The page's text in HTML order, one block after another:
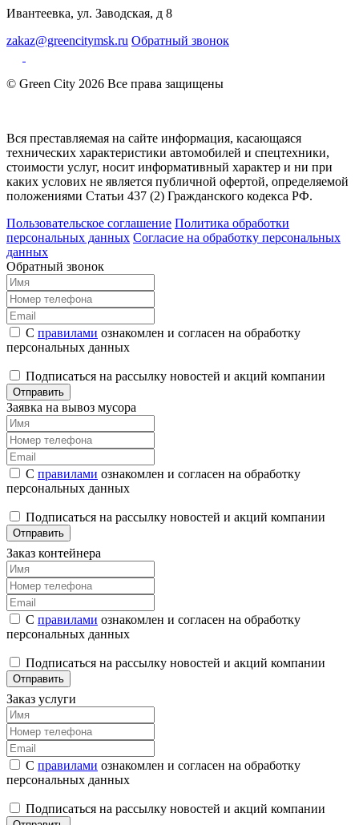
Ивантеевка, ул. Заводская, д 8
zakaz@greencitymsk.ru Обратный звонок
© Green City 2026 Все права защищены
Вся преставляемая на сайте информация, касающаяся
технических характеристики автомобилей и спецтехники,
стоимости услуг, носит информативный характер и ни при
каких услових не является публичной офертой, определяемой
положениями Статьи 437 (2) Гражданского кодекса РФ.
Пользовательское соглашение Политика обработки
персональных данных Согласие на обработку персональных
данных
Обратный звонок
С правилами ознакомлен и согласен на обработку
персональных данных
Подписаться на рассылку новостей и акций компании
Отправить
Заявка на вывоз мусора
С правилами ознакомлен и согласен на обработку
персональных данных
Подписаться на рассылку новостей и акций компании
Отправить
Заказ контейнера
С правилами ознакомлен и согласен на обработку
персональных данных
Подписаться на рассылку новостей и акций компании
Отправить
Заказ услуги
С правилами ознакомлен и согласен на обработку
персональных данных
Подписаться на рассылку новостей и акций компании